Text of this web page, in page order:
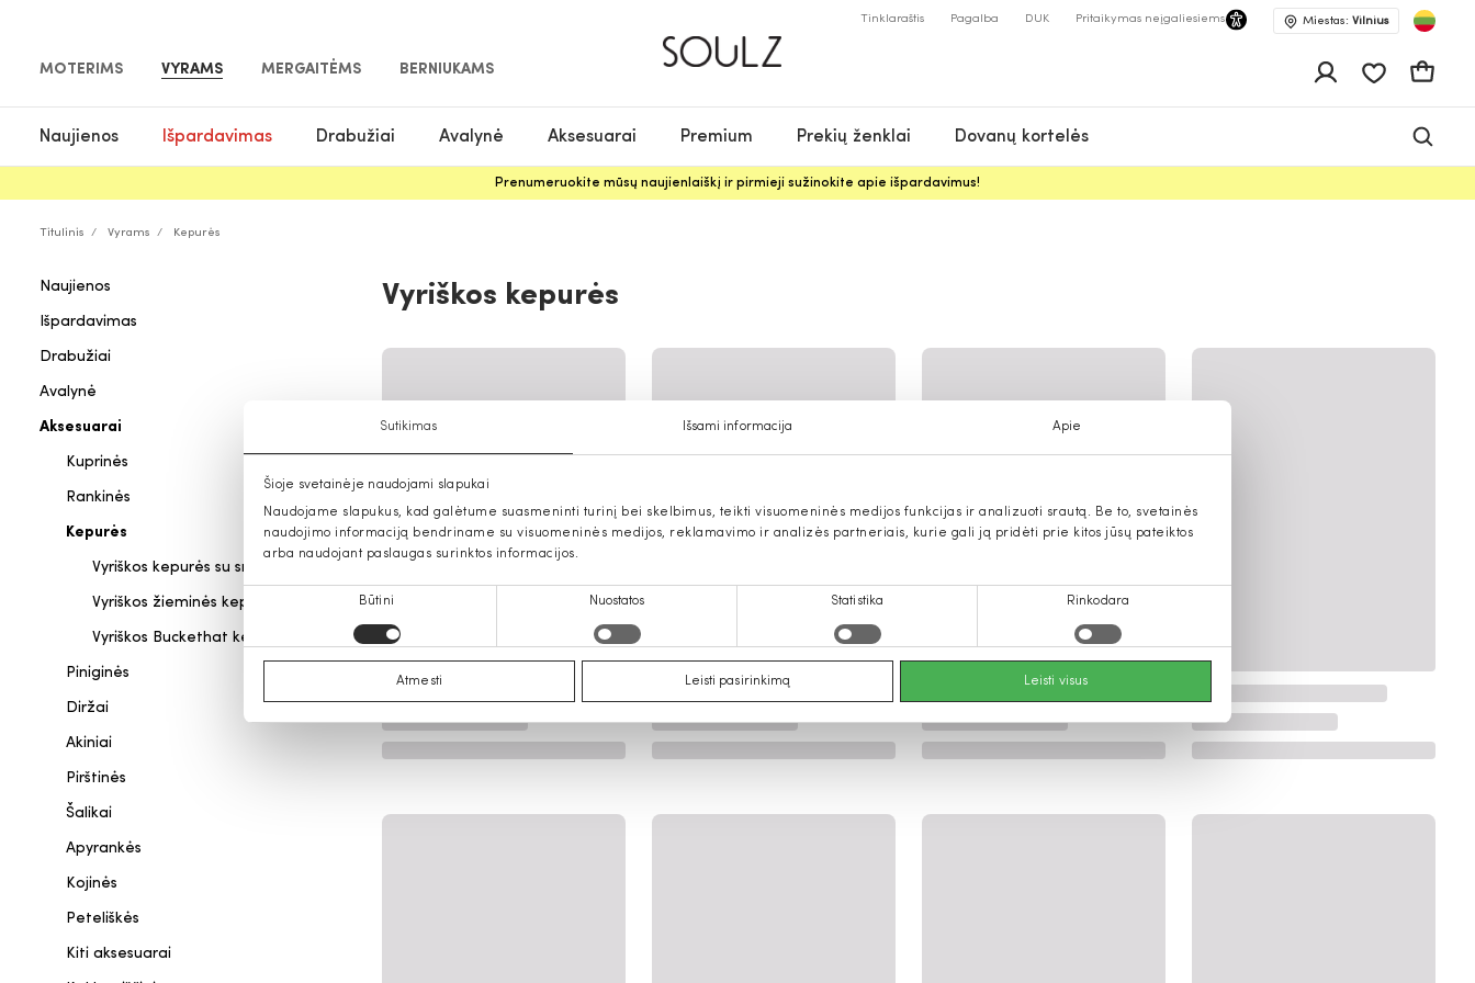
Sutikimas Išsami informacija Apie
Šioje svetainėje naudojami slapukai
Naudojame slapukus, kad galėtume suasmeninti turinį bei skelbimus, teikti visuomeninės medijos funkcijas ir analizuoti srautą. Be to, svetainės
naudojimo informaciją bendriname su visuomeninės medijos, reklamavimo ir analizės partneriais, kurie gali ją pridėti prie kitos jūsų pateiktos
arba naudojant paslaugas surinktos informacijos.
Sutikimo
Būtini Nuostatos Statistika Rinkodara
Atmesti Leisti pasirinkimą Leisti visus
MOTERIMS VYRAMS MERGAITĖMS BERNIUKAMS
Tinklaraštis Pagalba DUK Pritaikymas neįgaliesiems Miestas: Vilnius
Pageidavimų
Naujienos Išpardavimas Drabužiai Avalynė Aksesuarai Premium Prekių ženklai Dovanų kortelės
Prenumeruokite mūsų naujienlaiškį ir pirmieji sužinokite apie išpardavimus!
Titulinis Vyrams Kepurės
Naujienos
Išpardavimas
Drabužiai
Avalynė
Aksesuarai
Kuprinės
Rankinės
Kepurės
Vyriškos kepurės su snapeliu
Vyriškos žieminės kepurės
Vyriškos Buckethat kepurės
Piniginės
Diržai
Akiniai
Pirštinės
Šalikai
Apyrankės
Kojinės
Peteliškės
Kiti aksesuarai
Vyriškos kepurės